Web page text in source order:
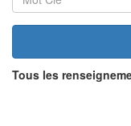
Tous les